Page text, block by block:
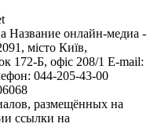
Название онлайн-медиа -
місто Київ,
Б, офіс 208/1 E-mail:
044-205-43-00
размещённых на
ссылки на